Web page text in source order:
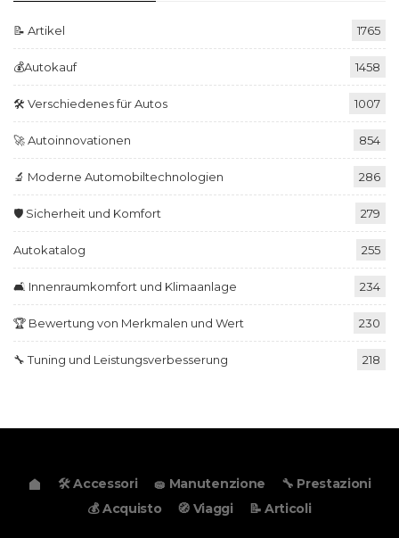
📝 Artikel 1765
💰Autokauf 1458
🛠️ Verschiedenes für Autos 1007
🚀 Autoinnovationen 854
🔬 Moderne Automobiltechnologien 286
🛡️ Sicherheit und Komfort 279
Autokatalog 255
🛋️ Innenraumkomfort und Klimaanlage 234
🏆 Bewertung von Merkmalen und Wert 230
🔧 Tuning und Leistungsverbesserung 218
🛠️ Accessori 🧽 Manutenzione
🔧 Prestazioni
💰 Acquisto
🧭 Viaggi 📝 Articoli